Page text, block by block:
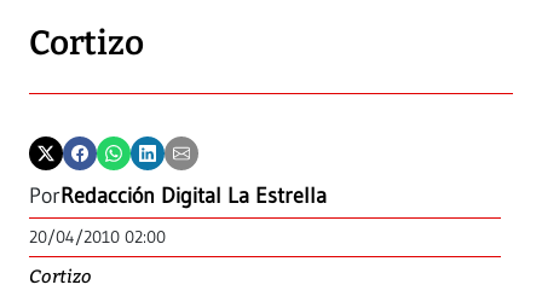
Cortizo
PorRedacción Digital La Estrella
20/04/2010 02:00
Cortizo